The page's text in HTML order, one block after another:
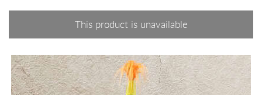
This product is unavailable